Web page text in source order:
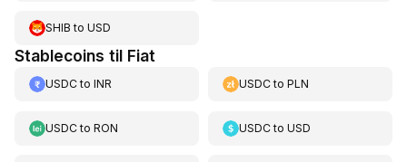
SHIB to USD
Stablecoins til Fiat
USDCto INR USDCtoPLN
USDCto RON USDCtoUSD